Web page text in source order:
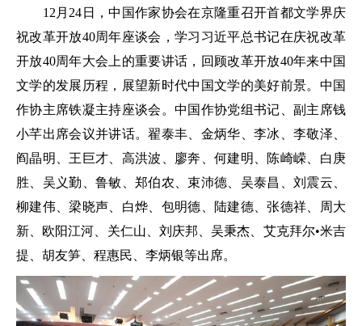
12月24日，中国作家协会在京隆重召开首都文学界庆
祝改革开放40周年座谈会，学习习近平总书记在庆祝改革
开放40周年大会上的重要讲话，回顾改革开放40年来中国
文学的发展历程，展望新时代中国文学的美好前景。中国
作协主席铁凝主持座谈会。中国作协党组书记、副主席钱
小芊出席会议并讲话。翟泰丰、金炳华、李冰、李敬泽、
阎晶明、王巨才、高洪波、廖奔、何建明、陈崎嵘、白庚
胜、吴义勤、鲁敏、郑伯农、束沛德、吴泰昌、刘震云、
柳建伟、梁晓声、白烨、包明德、陆建德、张德祥、周大
新、欧阳江河、关仁山、刘庆邦、吴秉杰、艾克拜尔•米吉
提、胡友笋、程惠民、李炳银等出席。